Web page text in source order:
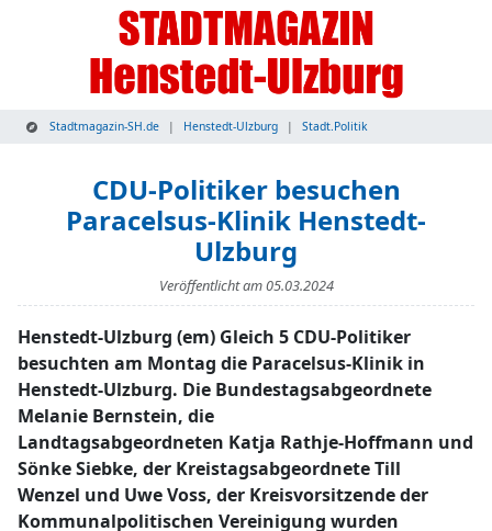
Stadtmagazin-SH.de Henstedt-Ulzburg Stadt.Politik
CDU-Politiker besuchen
Paracelsus-Klinik Henstedt-
Ulzburg
Veröffentlicht am05.03.2024
Henstedt-Ulzburg (em) Gleich 5 CDU-Politiker
besuchten am Montag die Paracelsus-Klinik in
Henstedt-Ulzburg. Die Bundestagsabgeordnete
Melanie Bernstein, die
Landtagsabgeordneten Katja Rathje-Hoffmann und
Sönke Siebke, der Kreistagsabgeordnete Till
Wenzel und Uwe Voss, der Kreisvorsitzende der
Kommunalpolitischen Vereinigung wurden